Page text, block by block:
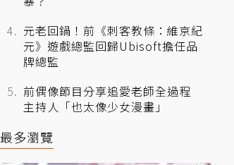
元老回鍋！前《刺客教條：維京紀
元》遊戲總監回歸Ubisoft擔任品
牌總監
前偶像節目分享追愛老師全過程
主持人「也太像少女漫畫」
最多瀏覽